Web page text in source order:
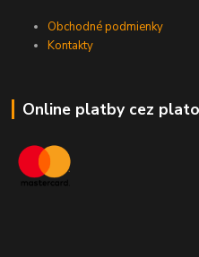
Obchodné podmienky
Kontakty
Online platby cez